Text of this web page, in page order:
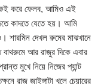
করে ফেলব, আমিও এই
কাদতে যেতে হয়। আমি
শারমিন দেখল রুমের মাঝখানে
আর রাজুর দিকে এবার
মুখে নিয়ে নিজের প্যান্ট
রাজু জাইঙ্গাটা খুলে চেয়ারের